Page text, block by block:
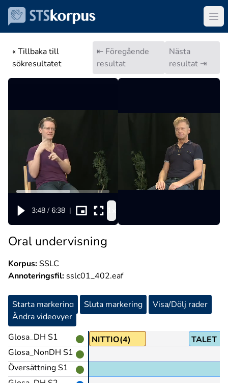
« Tillbaka till
sökresultatet
⇤ Föregående
resultat
Nästa
resultat ⇥
3:48 / 6:38 |
Oral undervisning
Korpus:SSLC
Annoteringsfil: sslc01_402.eaf
Starta markering Sluta markering
Visa/Dölj rader
Ändra videovyer
Glosa_DH S1
Glosa_NonDH S1
Översättning S1
NITTIO(4) TALET